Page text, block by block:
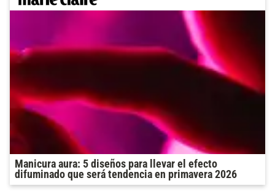
Manicura aura: 5 diseños para llevar el efecto
difuminado que será tendencia en primavera 2026